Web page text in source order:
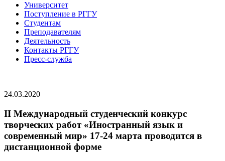
Университет
Поступление в РГГУ
Студентам
Преподавателям
Деятельность
Контакты РГГУ
Пресс-служба
24.03.2020
II Международный студенческий конкурс
творческих работ «Иностранный язык и
современный мир» 17-24 марта проводится в
дистанционной форме